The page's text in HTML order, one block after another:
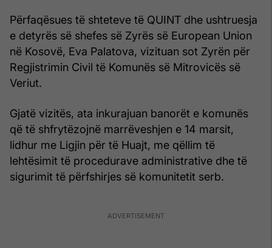
Përfaqësues të shteteve të QUINT dhe ushtruesja
e detyrës së shefes së Zyrës së European Union
në Kosovë, Eva Palatova, vizituan sot Zyrën për
Regjistrimin Civil të Komunës së Mitrovicës së
Veriut.
Gjatë vizitës, ata inkurajuan banorët e komunës
që të shfrytëzojnë marrëveshjen e 14 marsit,
lidhur me Ligjin për të Huajt, me qëllim të
lehtësimit të procedurave administrative dhe të
sigurimit të përfshirjes së komunitetit serb.